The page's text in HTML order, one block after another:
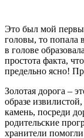
Это был мой
головы, то попала
в голове
простота факта,
предельно ясно!
Золотая дорога –
образе
камень, посреди
родительские
хранители